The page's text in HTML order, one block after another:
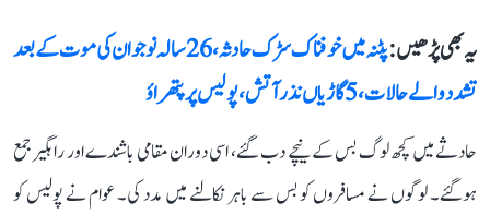
یہ بھی پڑھیں :
پٹنہ میں خوفناک سڑک حادثہ، 26 سالہ نوجوان کی موت کے بعد
تشدد والے حالات، 5 گاڑیاں نذر آتش، پولیس پر پتھراؤ
حادثے میں کچھ لوگ بس کے نیچے دب گئے، اسی دوران مقامی باشندے اور راہگیر جمع
ہوگئے۔ لوگوں نے مسافروں کو بس سے باہر نکالنے میں مدد کی۔ عوام نے پولیس کو